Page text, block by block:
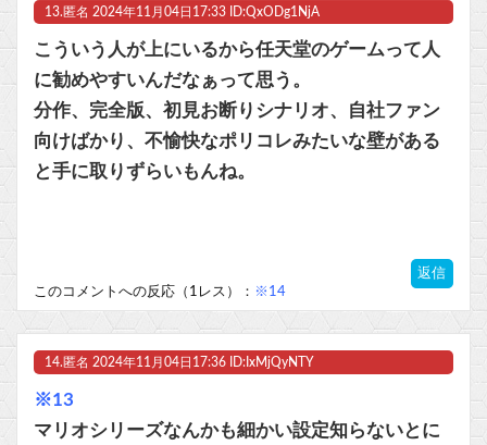
13. 匿名 2024年11月04日17:33 ID:QxODg1NjA
こういう人が上にいるから任天堂のゲームって人
に勧めやすいんだなぁって思う。
分作、完全版、初見お断りシナリオ、自社ファン
向けばかり、不愉快なポリコレみたいな壁がある
と手に取りずらいもんね。
返信
このコメントへの反応（1レス）： ※14
14. 匿名 2024年11月04日17:36 ID:IxMjQyNTY
※13
マリオシリーズなんかも細かい設定知らないとに